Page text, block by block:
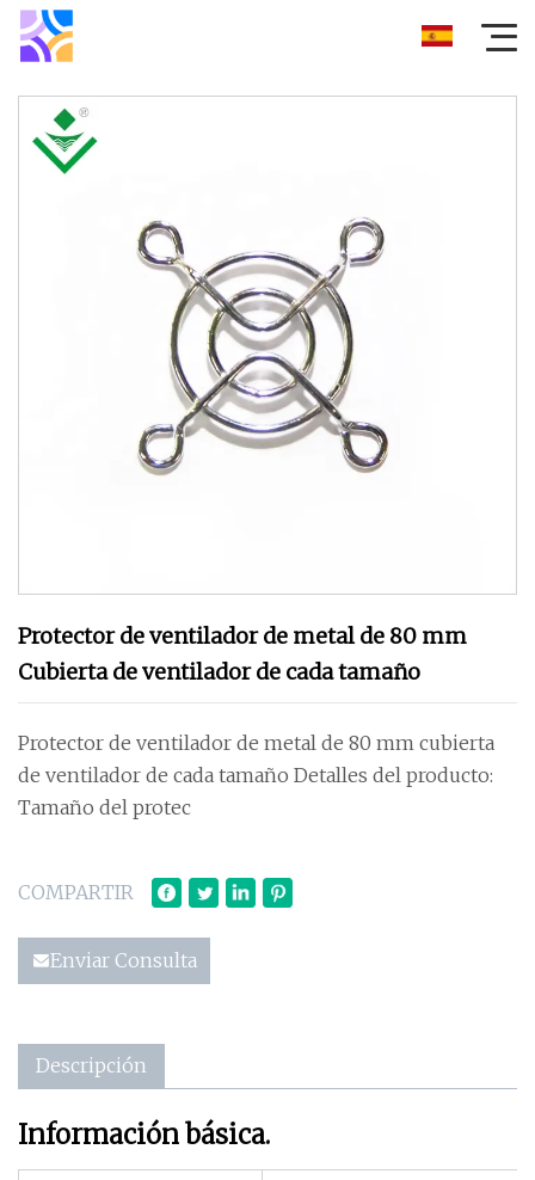
Protector de ventilador de metal de 80 mm
Cubierta de ventilador de cada tamaño
Protector de ventilador de metal de 80 mm cubierta
de ventilador de cada tamaño Detalles del producto:
Tamaño del protec
COMPARTIR
Enviar Consulta
Descripción
Información básica.